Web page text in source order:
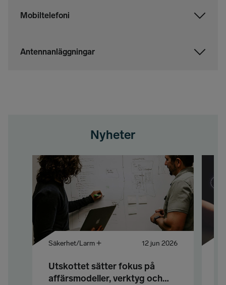
Mobiltelefoni
Antennanläggningar
Nyheter
Säkerhet/Larm 12 jun 2026
Utskottet sätter fokus på
affärsmodeller, verktyg och